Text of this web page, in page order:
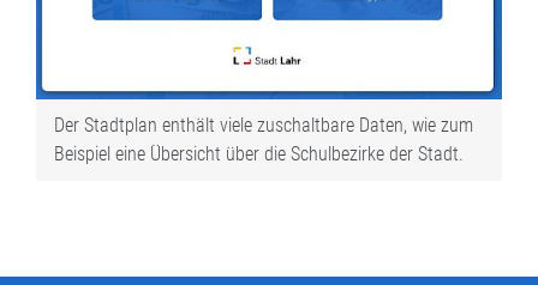
Der Stadtplan enthält viele zuschaltbare Daten, wie zum
Beispiel eine Übersicht über die Schulbezirke der Stadt.